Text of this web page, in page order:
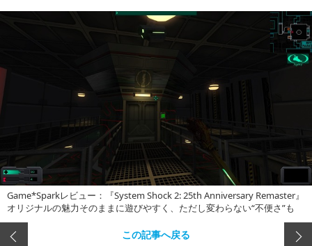
Game*Sparkレビュー：『System Shock 2: 25th Anniversary Remaster』
オリジナルの魅力そのままに遊びやすく、ただし変わらない“不便さ”も
この記事へ戻る